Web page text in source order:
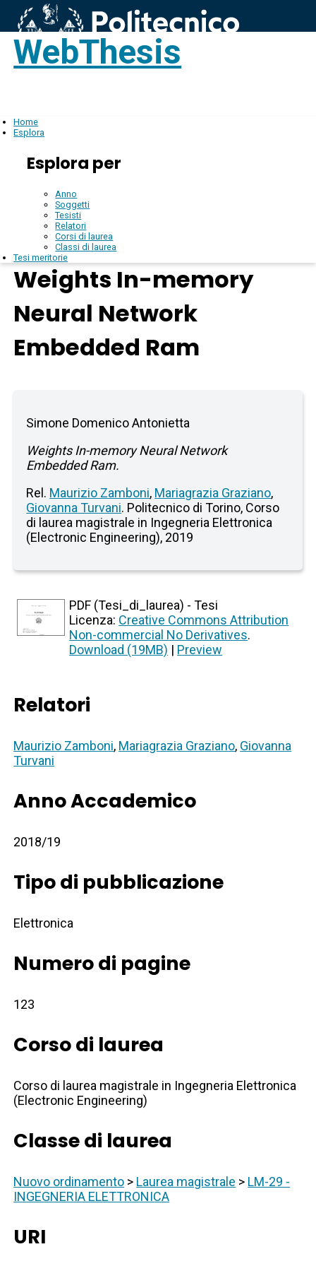
WebThesis
Home
Esplora
Esplora per
Anno
Soggetti
Tesisti
Relatori
Corsi di laurea
Classi di laurea
Tesi meritorie
Weights In-memory
Neural Network
Embedded Ram
Simone Domenico Antonietta
Weights In-memory Neural Network
Embedded Ram.
Rel. Maurizio Zamboni, Mariagrazia Graziano,
Giovanna Turvani. Politecnico di Torino, Corso
di laurea magistrale in Ingegneria Elettronica
(Electronic Engineering), 2019
PDF (Tesi_di_laurea) - Tesi
Licenza: Creative Commons Attribution
Non-commercial No Derivatives.
Download (19MB) | Preview
Relatori
Maurizio Zamboni, Mariagrazia Graziano, Giovanna
Turvani
Anno Accademico
2018/19
Tipo di pubblicazione
Elettronica
Numero di pagine
123
Corso di laurea
Corso di laurea magistrale in Ingegneria Elettronica
(Electronic Engineering)
Classe di laurea
Nuovo ordinamento > Laurea magistrale > LM-29 -
INGEGNERIA ELETTRONICA
URI